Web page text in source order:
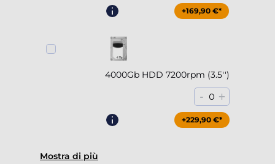
+169,90 €*
4000Gb HDD 7200rpm (3.5'')
- 0 +
+229,90 €*
Mostra di più